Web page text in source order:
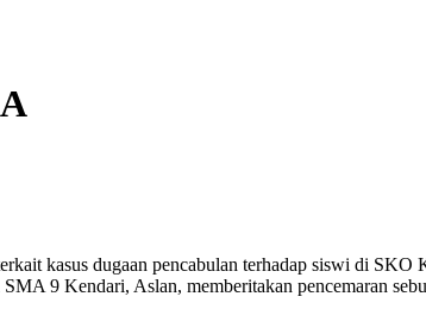
kasus dugaan pencabulan terhadap siswi di
9 Kendari, Aslan, memberitakan pencemaran